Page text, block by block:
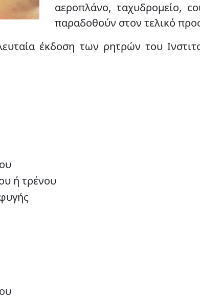
αεροπλάνο, ταχυδρομείο,
παραδοθούν στον τελικό
έκδοση των ρητρών του
ή τρένου